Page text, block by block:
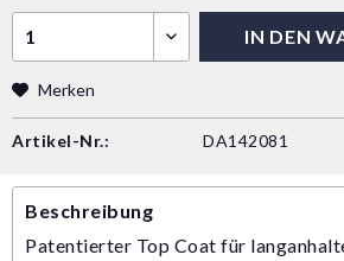
IN DEN
Merken
Artikel-Nr.: DA142081
Beschreibung
Patentierter Top Coat für